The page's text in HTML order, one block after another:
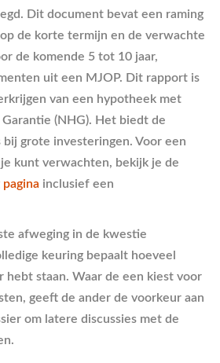
Dit document bevat een raming
de korte termijn en de verwachte
de komende 5 tot 10 jaar,
uit een MJOP. Dit rapport is
van een hypotheek met
(NHG). Het biedt de
grote investeringen. Voor een
kunt verwachten, bekijk je de
inclusief een
afweging in de kwestie
keuring bepaalt hoeveel
hebt staan. Waar de een kiest voor
geeft de ander de voorkeur aan
om latere discussies met de